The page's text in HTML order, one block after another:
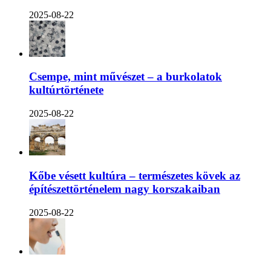
2025-08-22
Csempe, mint művészet – a burkolatok
kultúrtörténete
2025-08-22
Kőbe vésett kultúra – természetes kövek az
építészettörténelem nagy korszakaiban
2025-08-22